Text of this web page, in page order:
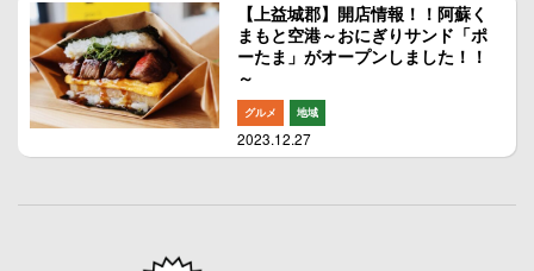
【上益城郡】開店情報！！阿蘇く
まもと空港～おにぎりサンド「ポ
ーたま」がオープンしました！！
～
グルメ 地域
2023.12.27